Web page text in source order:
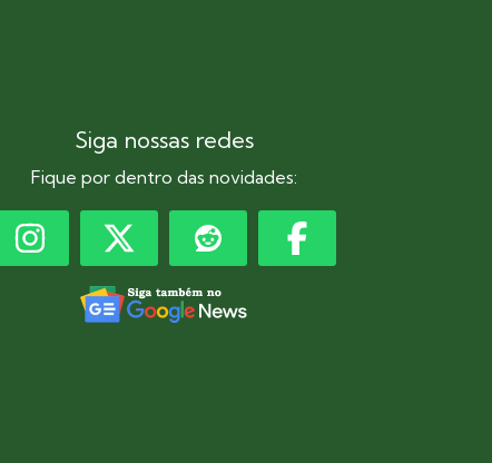
Siga nossas redes
Fique por dentro das novidades: